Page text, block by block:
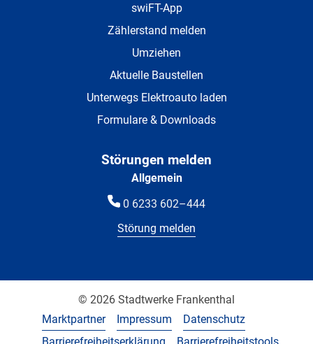
swiFT-App
Zählerstand melden
Umziehen
Aktuelle Baustellen
Unterwegs Elektroauto laden
Formulare & Downloads
Störungen melden
Allgemein
0 6233 602–444
Störung melden
© 2026 Stadtwerke Frankenthal
Marktpartner
Impressum
Datenschutz